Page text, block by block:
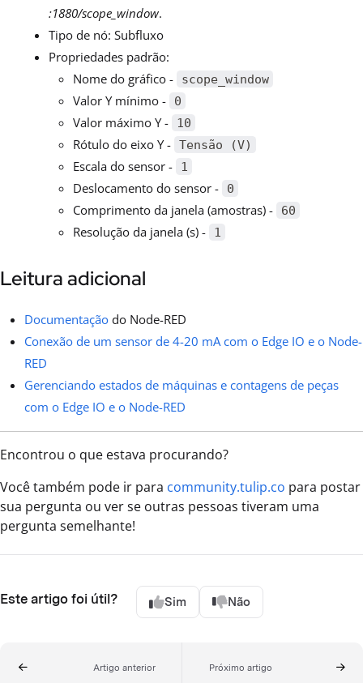
:1880/scope_window.
Tipo de nó: Subfluxo
Propriedades padrão:
Nome do gráfico -
scope_window
Valor Y mínimo - 0
Valor máximo Y - 10
Rótulo do eixo Y - Tensão (V)
Escala do sensor - 1
Deslocamento do sensor - 0
Comprimento da janela (amostras) - 60
Resolução da janela (s) - 1
Leitura adicional
Documentação do Node-RED
Conexão de um sensor de 4-20 mA com o Edge IO e o Node-
RED
Gerenciando estados de máquinas e contagens de peças
com o Edge IO e o Node-RED
Encontrou o que estava procurando?
Você também pode ir para community.tulip.co para postar
sua pergunta ou ver se outras pessoas tiveram uma
pergunta semelhante!
Este artigo foi útil? Sim Não
Artigo anterior Próximo artigo